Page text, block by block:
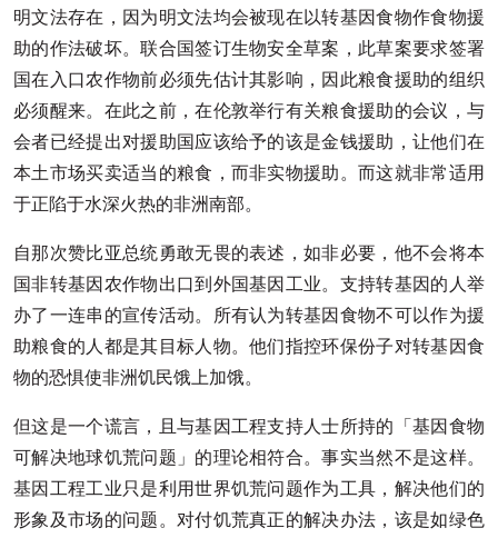
明文法存在，因为明文法均会被现在以转基因食物作食物援
助的作法破坏。联合国签订生物安全草案，此草案要求签署
国在入口农作物前必须先估计其影响，因此粮食援助的组织
必须醒来。在此之前，在伦敦举行有关粮食援助的会议，与
会者已经提出对援助国应该给予的该是金钱援助，让他们在
本土市场买卖适当的粮食，而非实物援助。而这就非常适用
于正陷于水深火热的非洲南部。
自那次赞比亚总统勇敢无畏的表述，如非必要，他不会将本
国非转基因农作物出口到外国基因工业。支持转基因的人举
办了一连串的宣传活动。所有认为转基因食物不可以作为援
助粮食的人都是其目标人物。他们指控环保份子对转基因食
物的恐惧使非洲饥民饿上加饿。
但这是一个谎言，且与基因工程支持人士所持的「基因食物
可解决地球饥荒问题」的理论相符合。事实当然不是这样。
基因工程工业只是利用世界饥荒问题作为工具，解决他们的
形象及市场的问题。对付饥荒真正的解决办法，该是如绿色